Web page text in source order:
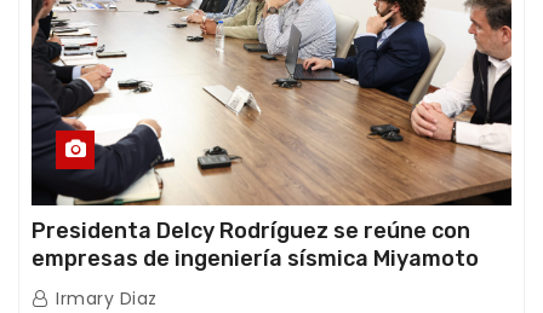
Presidenta Delcy Rodríguez se reúne con
empresas de ingeniería sísmica Miyamoto
International y TFI Solutions
Irmary Diaz